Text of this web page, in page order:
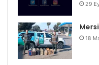
29
18